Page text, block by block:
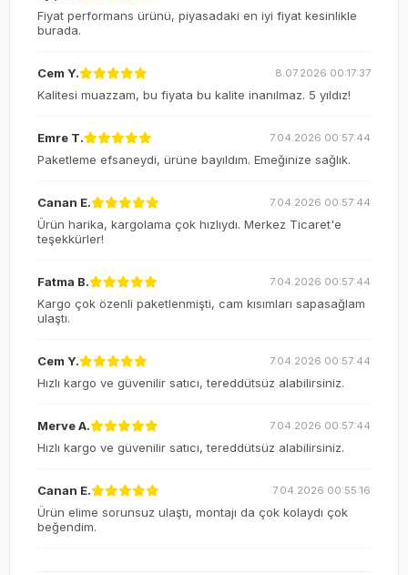
Fiyat performans ürünü, piyasadaki en iyi fiyat kesinlikle
burada.
Cem Y. 8.07.2026 00:17:37
Kalitesi muazzam, bu fiyata bu kalite inanılmaz. 5 yıldız!
Emre T. 7.04.2026 00:57:44
Paketleme efsaneydi, ürüne bayıldım. Emeğinize sağlık.
Canan E. 7.04.2026 00:57:44
Ürün harika, kargolama çok hızlıydı. Merkez Ticaret'e
teşekkürler!
Fatma B. 7.04.2026 00:57:44
Kargo çok özenli paketlenmişti, cam kısımları sapasağlam
ulaştı.
Cem Y. 7.04.2026 00:57:44
Hızlı kargo ve güvenilir satıcı, tereddütsüz alabilirsiniz.
Merve A. 7.04.2026 00:57:44
Hızlı kargo ve güvenilir satıcı, tereddütsüz alabilirsiniz.
Canan E. 7.04.2026 00:55:16
Ürün elime sorunsuz ulaştı, montajı da çok kolaydı çok
beğendim.